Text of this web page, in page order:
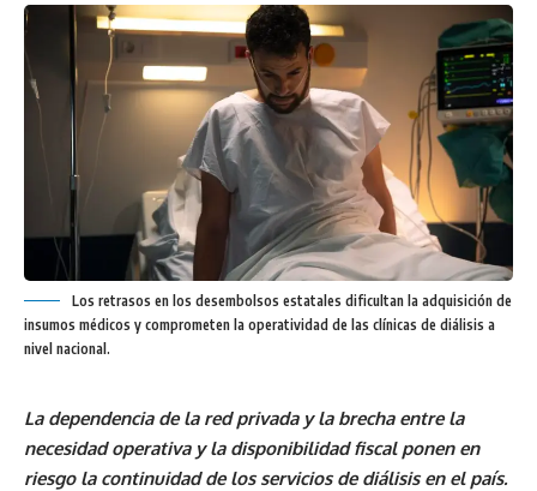
Los retrasos en los desembolsos estatales dificultan la adquisición de
insumos médicos y comprometen la operatividad de las clínicas de diálisis a
nivel nacional.
La dependencia de la red privada y la brecha entre la
necesidad operativa y la disponibilidad fiscal ponen en
riesgo la continuidad de los servicios de diálisis en el país.